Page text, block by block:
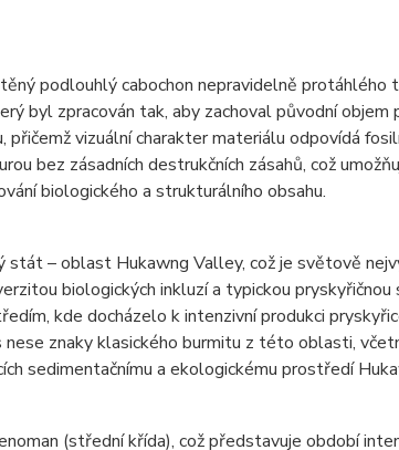
podlouhlý cabochon nepravidelně protáhlého
byl zpracován tak, aby zachoval původní objem
přičemž vizuální charakter materiálu odpovídá
bez zásadních destrukčních zásahů, což
biologického a strukturálního obsahu.
stát – oblast Hukawng Valley, což je světově
biologických inkluzí a typickou
kde docházelo k intenzivní produkci
znaky klasického burmitu z této oblasti,
sedimentačnímu a ekologickému prostředí
(střední křída), což představuje období